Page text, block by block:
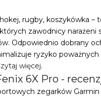
rugby, koszykówka –
zawodnicy narażeni
Odpowiednio dobrany
ryzyko poważnych
więcej.
6X Pro -
zegarków Garmin